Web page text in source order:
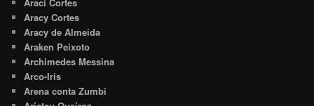
Aracy Cortes
Aracy de Almeida
Araken Peixoto
Archimedes Messina
Arco-Iris
Arena conta Zumbi